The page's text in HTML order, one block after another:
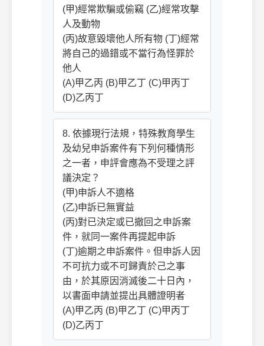
(甲)經常欺騙或偷竊 (乙)經常攻擊
人及動物
(丙)故意毀壞他人所有物 (丁)經常
將自己的過錯或不當行為怪罪於
他人
(A)甲乙丙 (B)甲乙丁 (C)甲丙丁
(D)乙丙丁
8. 依據現行法規，特殊教育學生
及幼兒申訴案件有下列何種情形
之一者，申評會應為不受理之評
議決定？
(甲)申訴人不適格
(乙)申訴已無實益
(丙)對已決定或已撤回之申訴案
件，就同一案件再提起申訴
(丁)逾期之申訴案件。但申訴人因
不可抗力或不可歸責於己之事
由，於其原因消滅後二十日內，
以書面申請並提出具體證明者
(A)甲乙丙 (B)甲乙丁 (C)甲丙丁
(D)乙丙丁